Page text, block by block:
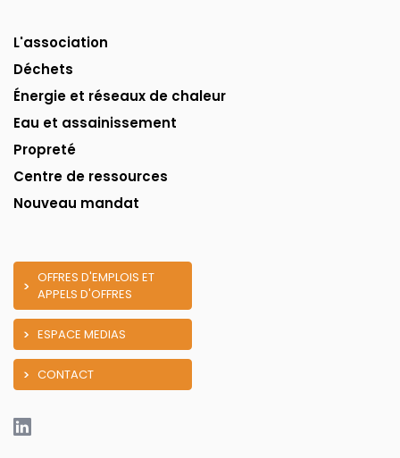
L'association
Déchets
Énergie et réseaux de chaleur
Eau et assainissement
Propreté
Centre de ressources
Nouveau mandat
OFFRES D'EMPLOIS ET
APPELS D'OFFRES
ESPACE MEDIAS
CONTACT